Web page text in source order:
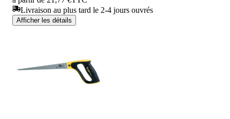
Livraison au plus tard le 2-4 jours ouvrés
Afficher les détails